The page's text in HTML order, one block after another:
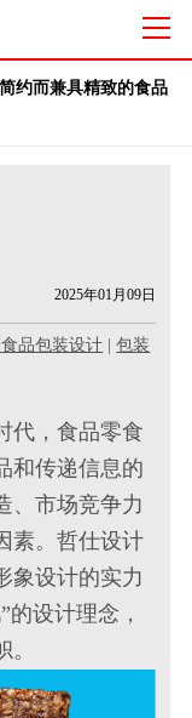
简约而兼具精致的食品
2025年01月09日
品包装设计 |包装
代，食品零食
和传递信息的
、市场竞争力
素。哲仕设计
象设计的实力
设计理念，